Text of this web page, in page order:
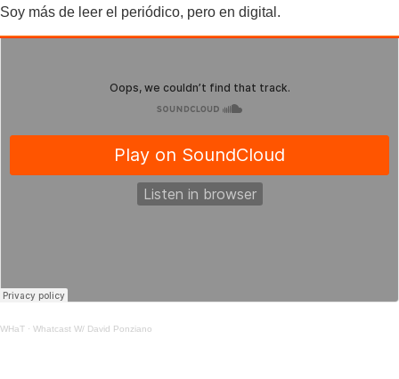
Soy más de leer el periódico, pero en digital.
WHaT · Whatcast W/ David Ponziano